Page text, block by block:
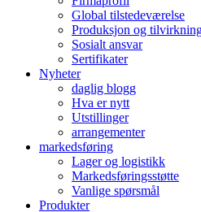
Global tilstedeværelse
Produksjon og
Sosialt ansvar
Sertifikater
Nyheter
daglig blogg
Hva er nytt
Utstillinger
arrangementer
markedsføring
Lager og logistikk
Markedsføringsstøtte
Vanlige spørsmål
Produkter